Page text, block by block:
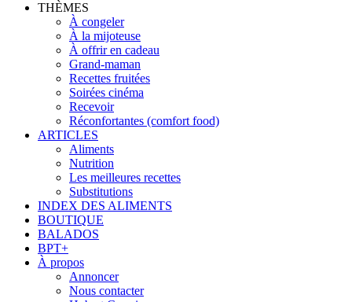
THÈMES
À congeler
À la mijoteuse
À offrir en cadeau
Grand-maman
Recettes fruitées
Soirées cinéma
Recevoir
Réconfortantes (comfort food)
ARTICLES
Aliments
Nutrition
Les meilleures recettes
Substitutions
INDEX DES ALIMENTS
BOUTIQUE
BALADOS
BPT+
À propos
Annoncer
Nous contacter